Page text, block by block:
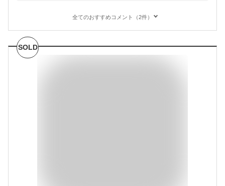
全てのおすすめコメント（2件）
SOLD